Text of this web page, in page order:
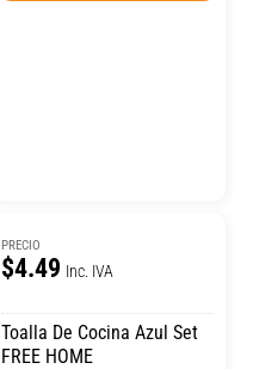
PRECIO
$4.49 Inc. IVA
Toalla De Cocina Azul Set
FREE HOME